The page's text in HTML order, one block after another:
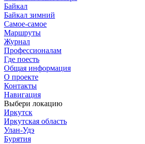
Байкал
Байкал зимний
Самое-самое
Маршруты
Журнал
Профессионалам
Где поесть
Общая информация
О проекте
Контакты
Навигация
Выбери локацию
Иркутск
Иркутская область
Улан-Удэ
Бурятия